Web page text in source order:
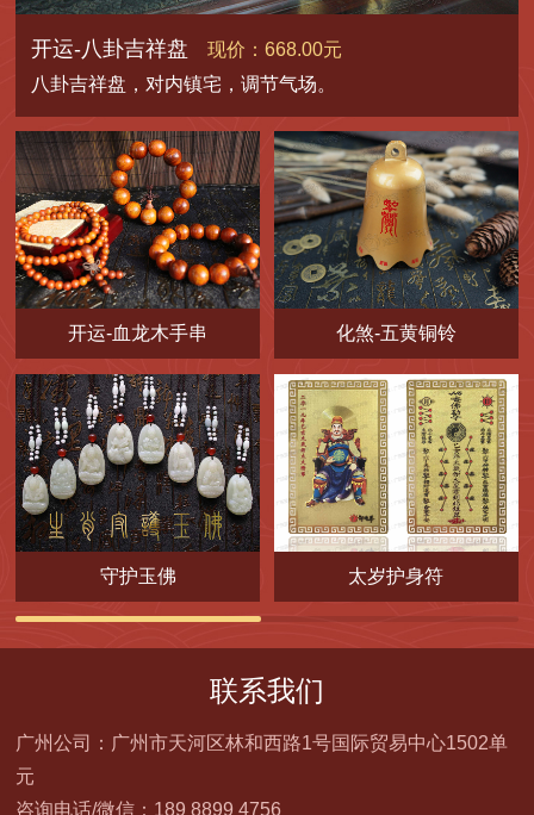
开运-八卦吉祥盘
现价：668.00元
八卦吉祥盘，对内镇宅，调节气场。
开运-血龙木手串 化煞-五黄铜铃
守护玉佛 太岁护身符
联系我们
广州公司：广州市天河区林和西路1号国际贸易中心1502单
元
咨询电话/微信：189 8899 4756